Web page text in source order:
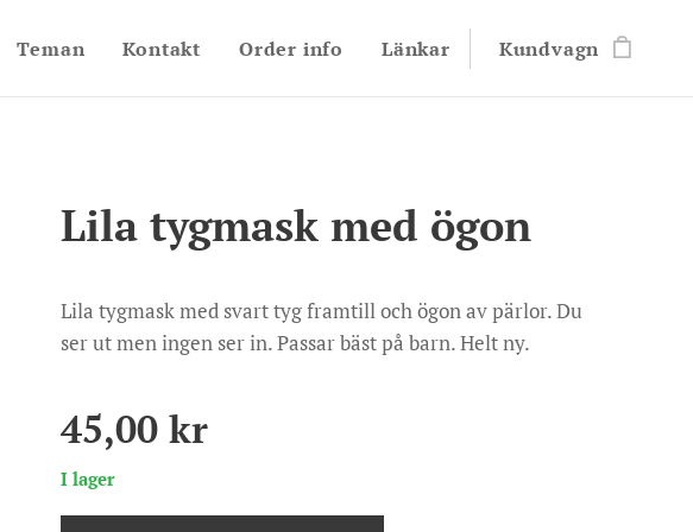
Teman Kontakt Order info Länkar Kundvagn
Lila tygmask med ögon
Lila tygmask med svart tyg framtill och ögon av pärlor. Du
ser ut men ingen ser in. Passar bäst på barn. Helt ny.
45,00 kr
I lager